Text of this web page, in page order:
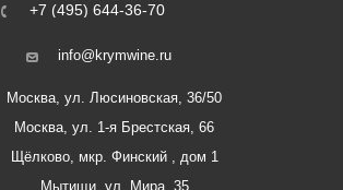
+7 (495) 644-36-70
info@krymwine.ru
Москва, ул. Люсиновская, 36/50
Москва, ул. 1-я Брестская, 66
Щёлково, мкр. Финский , дом 1
Мытищи, ул. Мира, 35